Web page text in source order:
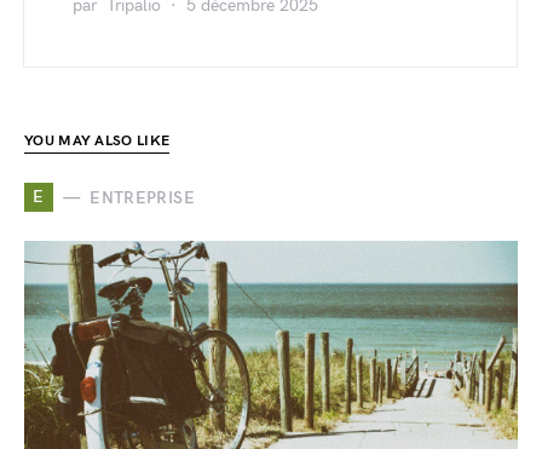
par Tripalio 5 décembre 2025
YOU MAY ALSO LIKE
E ENTREPRISE